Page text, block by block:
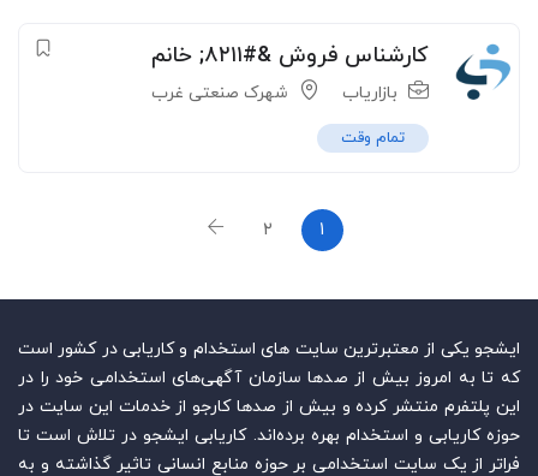
کارشناس فروش &#۸۲۱۱; خانم
بازاریاب شهرک صنعتی غرب
تمام وقت
۱ ۲
ایشجو یکی از معتبرترین سایت‌ های استخدام و کاریابی در کشور است
که تا به امروز بیش از صدها سازمان آگهی‌های استخدامی خود را در
این پلتفرم منتشر کرده و بیش از صدها کارجو از خدمات این سایت در
حوزه کاریابی و استخدام بهره برده‌اند. کاریابی ایشجو در تلاش است تا
فراتر از یک سایت استخدامی بر حوزه منابع انسانی تاثیر گذاشته و به